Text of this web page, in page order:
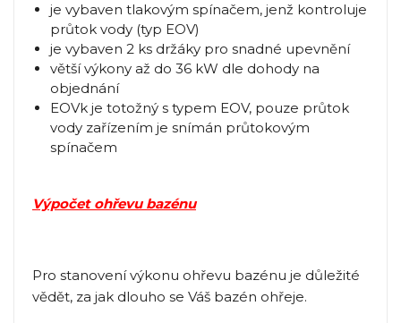
je vybaven tlakovým spínačem, jenž kontroluje
průtok vody (typ EOV)
je vybaven 2 ks držáky pro snadné upevnění
větší výkony až do 36 kW dle dohody na
objednání
EOVk je totožný s typem EOV, pouze průtok
vody zařízením je snímán průtokovým
spínačem
Výpočet ohřevu bazénu
Pro stanovení výkonu ohřevu bazénu je důležité
vědět, za jak dlouho se Váš bazén ohřeje.